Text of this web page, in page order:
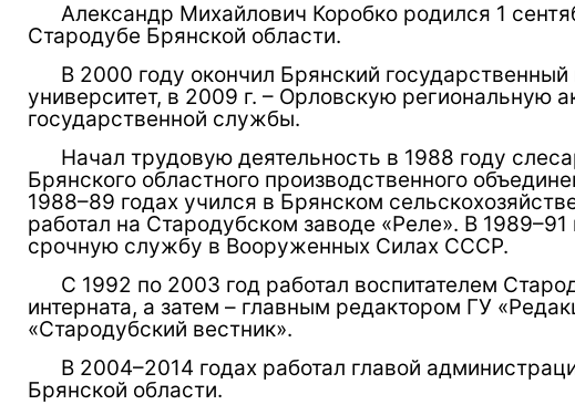
Александр Михайлович Коробко родился 1
Стародубе Брянской области.
В 2000 году окончил Брянский государственный
университет, в 2009 г. – Орловскую региональную
государственной службы.
Начал трудовую деятельность в 1988 году
Брянского областного производственного
1988–89 годах учился в Брянском
работал на Стародубском заводе «Реле». В 1989–91
срочную службу в Вооруженных Силах СССР.
С 1992 по 2003 год работал воспитателем
интерната, а затем – главным редактором ГУ
«Стародубский вестник».
В 2004–2014 годах работал главой
Брянской области.